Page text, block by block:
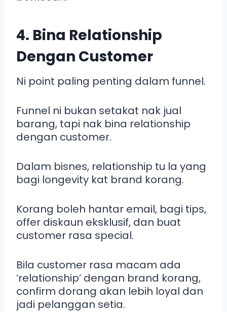
4. Bina Relationship
Dengan Customer
Ni point paling penting dalam funnel.
Funnel ni bukan setakat nak jual
barang, tapi nak bina relationship
dengan customer.
Dalam bisnes, relationship tu la yang
bagi longevity kat brand korang.
Korang boleh hantar email, bagi tips,
offer diskaun eksklusif, dan buat
customer rasa special.
Bila customer rasa macam ada
‘relationship’ dengan brand korang,
confirm dorang akan lebih loyal dan
jadi pelanggan setia.